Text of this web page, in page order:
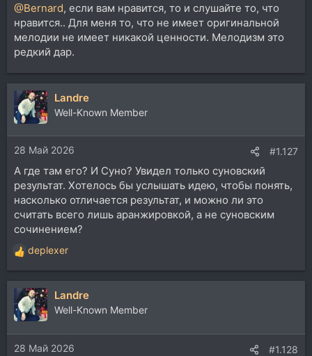
@Bernard, если вам нравится, то и слушайте то, что
нравится.. Для меня то, что не имеет оригинальной
мелодии не имеет никакой ценности. Мелодизм это
редкий дар.
Landre
Well-Known Member
28 Май 2026 #1.127
А где там его? И Суно? Увидел только суновский
результат. Хотелось бы услышать идею, чтобы понять,
насколько отличается результат, и можно ли это
считать всего лишь аранжировкой, а не суновским
сочинением?
Р
е
а
к
ц
и
и
:
deplexer
Landre
Well-Known Member
28 Май 2026 #1.128